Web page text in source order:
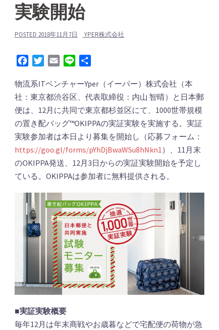
実験開始
POSTED 2018年11月7日 YPER株式会社
FacebookTwitterEmail Line
物流系ITベンチャーYper（イーパー）株式会社（本
社：東京都渋谷区、代表取締役：内山 智晴）と日本郵
便は、12月に共同で東京都杉並区にて、1000世帯規模
の置き配バッグ™️OKIPPAの実証実験を実施する。実証
実験参加者は本日より募集を開始し（応募フォーム：
https://goo.gl/forms/pYhDjBwaWSu8hNkn1）、11月末
のOKIPPA発送、12月3日からの実証実験開始を予定し
ている。OKIPPAは参加者に無料提供される。
■実証実験概要
毎年12月は年末商戦やお歳暮などで宅配便の荷物が急